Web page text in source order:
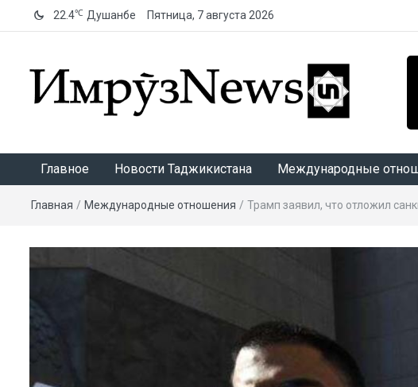
22.4℃ Душанбе Пятница, 7 августа 2026
Главное Новости Таджикистана Международные
Главная / Международные отношения / Трамп заявил, что отложил